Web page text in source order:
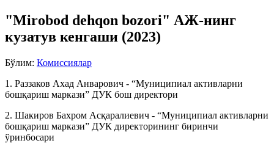
"Mirobod dehqon bozori" АЖ-нинг
кузатув кенгаши (2023)
Бўлим: Комиссиялар
1. Раззаков Ахад Анварович - “Муниципиал активларни
бошқариш маркази” ДУК бош директори
2. Шакиров Бахром Асқаралиевич - “Муниципиал активларни
бошқариш маркази” ДУК директорининг биринчи
ўринбосари